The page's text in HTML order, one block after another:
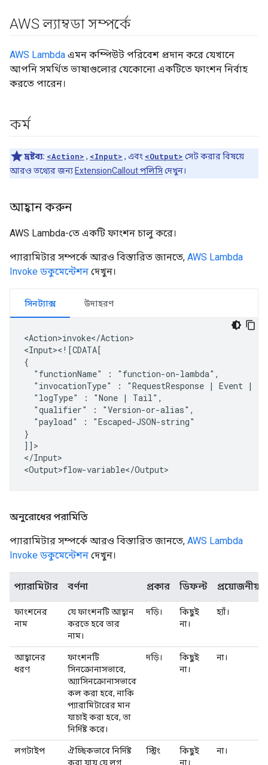
AWS ল্যাম্বডা সম্পর্কে
AWS Lambda এমন কম্পিউট পরিবেশ প্রদান করে যেখানে
আপনি সমর্থিত ভাষাগুলোর যেকোনো একটিতে ফাংশন নির্বাহ
করতে পারেন।
কর্ম
দ্রষ্টব্য: <Action> , <Input> , এবং <Output> সেট করার বিষয়ে
আরও তথ্যের জন্য ExtensionCallout পলিসিদেখুন।
আহ্বান করুন
AWS Lambda-তে একটি ফাংশন চালু করে।
প্যারামিটার সম্পর্কে আরও বিস্তারিত জানতে, AWS Lambda
Invoke ডকুমেন্টেশন দেখুন।
সিনট্যাক্স উদাহরণ
<Action>invoke</Action>
<Input><![CDATA[
"functionName"
:
"invocationType"
: "RequestResponse | Event |
"logType"
: "None |
"qualifier"
:
"payload"
:
"Escaped-JSON-string"
}
]]>
</Input>
অনুরোধের পরামিতি
প্যারামিটার সম্পর্কে আরও বিস্তারিত জানতে, AWS Lambda
Invoke ডকুমেন্টেশন দেখুন।
প্যারামিটার বর্ণনা প্রকার ডিফল্ট প্রয়োজনীয়
ফাংশনের
নাম
যে ফাংশনটি আহ্বান
করতে হবে তার
নাম।
দড়ি।
কিছুই
না।
হ্যাঁ।
আহ্বানের
ধরণ
ফাংশনটি
সিনক্রোনাসভাবে,
অ্যাসিনক্রোনাসভাবে
কল করা হবে, নাকি
প্যারামিটারের মান
যাচাই করা হবে, তা
নির্দিষ্ট করে।
দড়ি।
কিছুই
না।
না।
লগটাইপ
ঐচ্ছিকভাবে নির্দিষ্ট
করা যায় যে লগ
স্ট্রিং
কিছুই
না।
না।